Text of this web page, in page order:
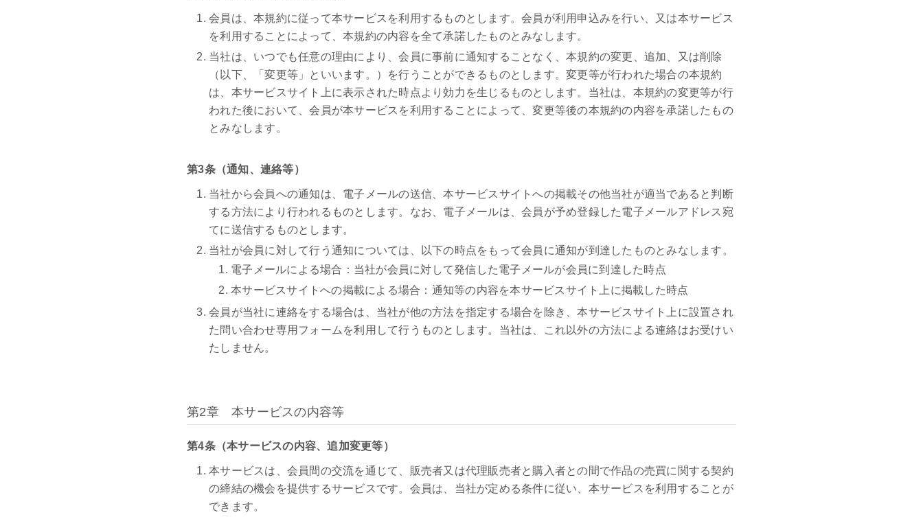
会員は、本規約に従って本サービスを利用するものとします。会員が利用申込みを行い、又は本サービス
を利用することによって、本規約の内容を全て承諾したものとみなします。
当社は、いつでも任意の理由により、会員に事前に通知することなく、本規約の変更、追加、又は削除
（以下、「変更等」といいます。）を行うことができるものとします。変更等が行われた場合の本規約
は、本サービスサイト上に表示された時点より効力を生じるものとします。当社は、本規約の変更等が行
われた後において、会員が本サービスを利用することによって、変更等後の本規約の内容を承諾したもの
とみなします。
第3条（通知、連絡等）
当社から会員への通知は、電子メールの送信、本サービスサイトへの掲載その他当社が適当であると判断
する方法により行われるものとします。なお、電子メールは、会員が予め登録した電子メールアドレス宛
てに送信するものとします。
当社が会員に対して行う通知については、以下の時点をもって会員に通知が到達したものとみなします。
電子メールによる場合：当社が会員に対して発信した電子メールが会員に到達した時点
本サービスサイトへの掲載による場合：通知等の内容を本サービスサイト上に掲載した時点
会員が当社に連絡をする場合は、当社が他の方法を指定する場合を除き、本サービスサイト上に設置され
た問い合わせ専用フォームを利用して行うものとします。当社は、これ以外の方法による連絡はお受けい
たしません。
第2章 本サービスの内容等
第4条（本サービスの内容、追加変更等）
本サービスは、会員間の交流を通じて、販売者又は代理販売者と購入者との間で作品の売買に関する契約
の締結の機会を提供するサービスです。会員は、当社が定める条件に従い、本サービスを利用することが
できます。